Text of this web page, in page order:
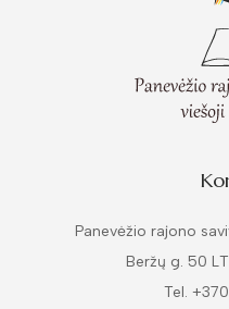
Panevėžio rajono
Beržų g. 50
Tel.